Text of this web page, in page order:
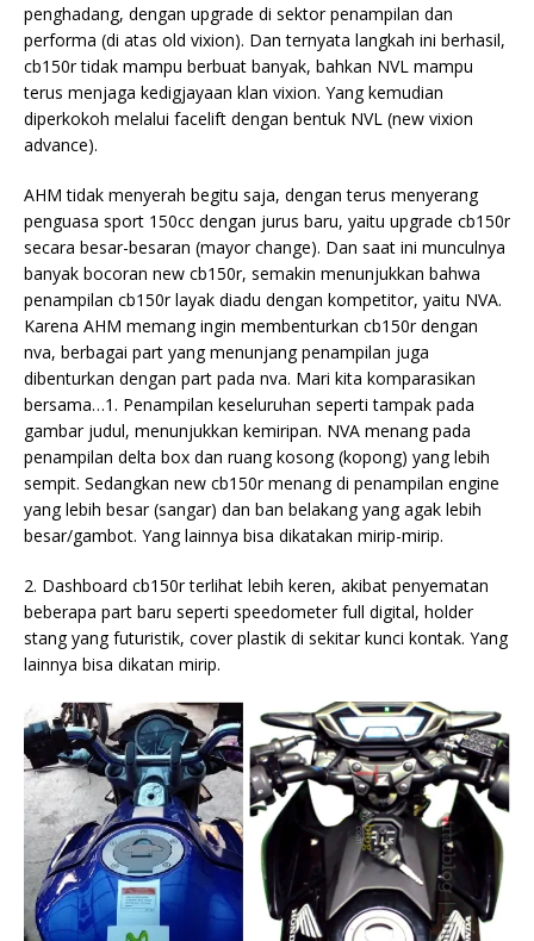
penghadang, dengan upgrade di sektor penampilan dan
performa (di atas old vixion). Dan ternyata langkah ini berhasil,
cb150r tidak mampu berbuat banyak, bahkan NVL mampu
terus menjaga kedigjayaan klan vixion. Yang kemudian
diperkokoh melalui facelift dengan bentuk NVL (new vixion
advance).
AHM tidak menyerah begitu saja, dengan terus menyerang
penguasa sport 150cc dengan jurus baru, yaitu upgrade cb150r
secara besar-besaran (mayor change). Dan saat ini munculnya
banyak bocoran new cb150r, semakin menunjukkan bahwa
penampilan cb150r layak diadu dengan kompetitor, yaitu NVA.
Karena AHM memang ingin membenturkan cb150r dengan
nva, berbagai part yang menunjang penampilan juga
dibenturkan dengan part pada nva. Mari kita komparasikan
bersama…1. Penampilan keseluruhan seperti tampak pada
gambar judul, menunjukkan kemiripan. NVA menang pada
penampilan delta box dan ruang kosong (kopong) yang lebih
sempit. Sedangkan new cb150r menang di penampilan engine
yang lebih besar (sangar) dan ban belakang yang agak lebih
besar/gambot. Yang lainnya bisa dikatakan mirip-mirip.
2. Dashboard cb150r terlihat lebih keren, akibat penyematan
beberapa part baru seperti speedometer full digital, holder
stang yang futuristik, cover plastik di sekitar kunci kontak. Yang
lainnya bisa dikatan mirip.